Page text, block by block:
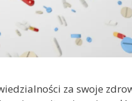
za swoje